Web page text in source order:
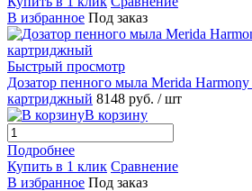
В избранное Под заказ
Быстрый просмотр
Дозатор пенного мыла Merida
картриджный 8148 руб. / шт
В корзину
Подробнее
Купить в 1 клик Сравнение
В избранное Под заказ